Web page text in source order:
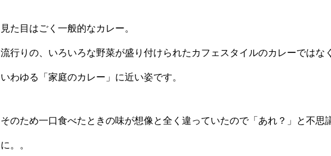
見た目はごく一般的なカレー。
流行りの、いろいろな野菜が盛り付けられたカフェスタイルのカレーではな
いわゆる「家庭のカレー」に近い姿です。
そのため一口食べたときの味が想像と全く違っていたので「あれ？」と不思
に。。